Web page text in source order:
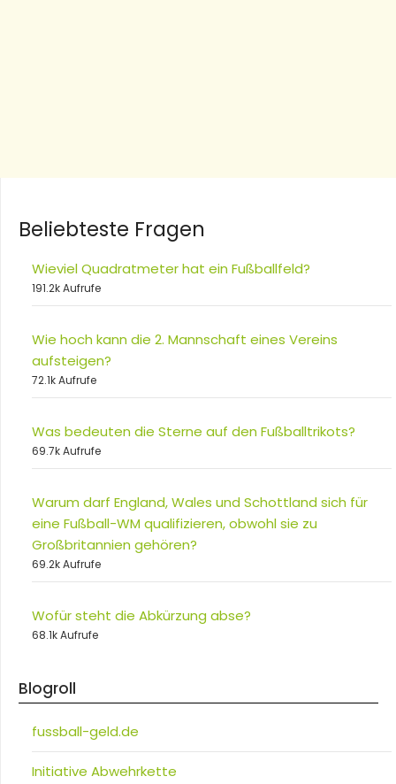
Beliebteste Fragen
Wieviel Quadratmeter hat ein Fußballfeld?
191.2k Aufrufe
Wie hoch kann die 2. Mannschaft eines Vereins
aufsteigen?
72.1k Aufrufe
Was bedeuten die Sterne auf den Fußballtrikots?
69.7k Aufrufe
Warum darf England, Wales und Schottland sich für
eine Fußball-WM qualifizieren, obwohl sie zu
Großbritannien gehören?
69.2k Aufrufe
Wofür steht die Abkürzung abse?
68.1k Aufrufe
Blogroll
fussball-geld.de
Initiative Abwehrkette